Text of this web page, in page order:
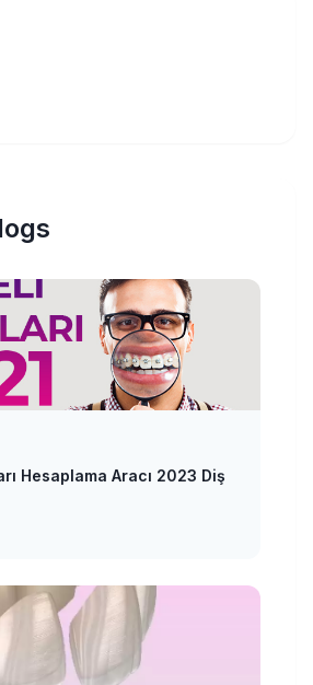
Hesaplama Aracı 2023 Diş